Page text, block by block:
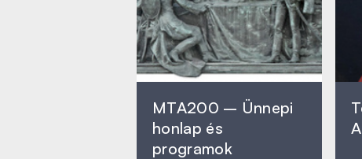
MTA200 – Ünnepi
honlap és
programok